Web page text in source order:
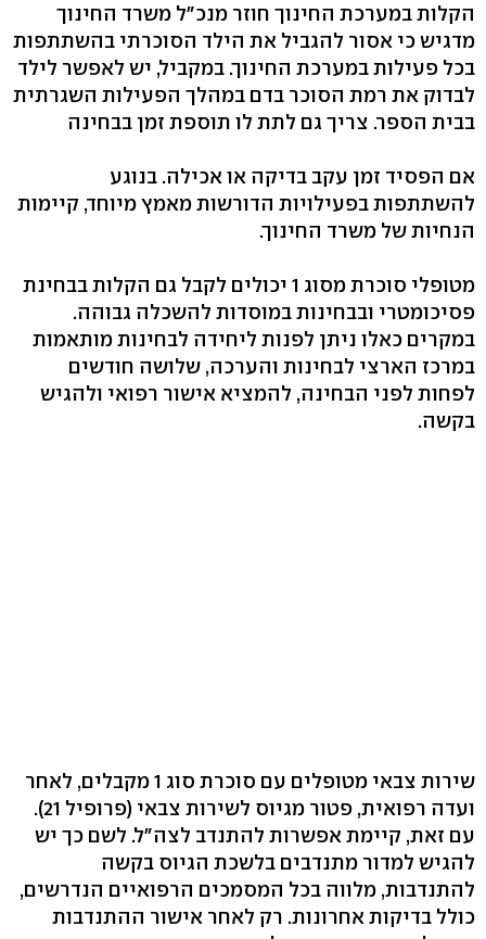
הקלות במערכת החינוך חוזר מנכ"ל משרד החינוך
מדגיש כי אסור להגביל את הילד הסוכרתי בהשתתפות
בכל פעילות במערכת החינוך. במקביל, יש לאפשר לילד
לבדוק את רמת הסוכר בדם במהלך הפעילות השגרתית
בבית הספר. צריך גם לתת לו תוספת זמן בבחינה
אם הפסיד זמן עקב בדיקה או אכילה. בנוגע
להשתתפות בפעילויות הדורשות מאמץ מיוחד, קיימות
הנחיות של משרד החינוך.
מטופלי סוכרת מסוג 1 יכולים לקבל גם הקלות בבחינת
פסיכומטרי ובבחינות במוסדות להשכלה גבוהה.
במקרים כאלו ניתן לפנות ליחידה לבחינות מותאמות
במרכז הארצי לבחינות והערכה, שלושה חודשים
לפחות לפני הבחינה, להמציא אישור רפואי ולהגיש
בקשה.
שירות צבאי מטופלים עם סוכרת סוג 1 מקבלים, לאחר
ועדה רפואית, פטור מגיוס לשירות צבאי (פרופיל 21).
עם זאת, קיימת אפשרות להתנדב לצה"ל. לשם כך יש
להגיש למדור מתנדבים בלשכת הגיוס בקשה
להתנדבות, מלווה בכל המסמכים הרפואיים הנדרשים,
כולל בדיקות אחרונות. רק לאחר אישור ההתנדבות